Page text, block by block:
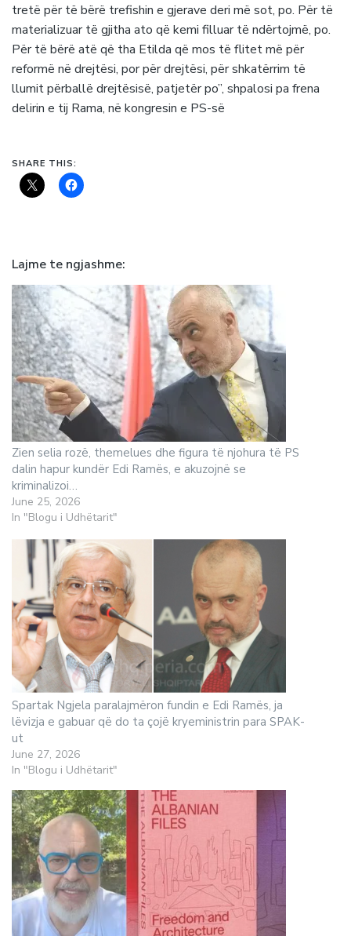
tretë për të bërë trefishin e gjerave deri më sot, po. Për të
materializuar të gjitha ato që kemi filluar të ndërtojmë, po.
Për të bërë atë që tha Etilda që mos të flitet më për
reformë në drejtësi, por për drejtësi, për shkatërrim të
llumit përballë drejtësisë, patjetër po”, shpalosi pa frena
delirin e tij Rama, në kongresin e PS-së
SHARE THIS:
Lajme te ngjashme
Zien selia rozë, themelues dhe figura të njohura të PS
dalin hapur kundër Edi Ramës, e akuzojnë se
kriminalizoi…
June 25, 2026
In "Blogu i Udhëtarit"
Spartak Ngjela paralajmëron fundin e Edi Ramës, ja
lëvizja e gabuar që do ta çojë kryeministrin para SPAK-
ut
June 27, 2026
In "Blogu i Udhëtarit"